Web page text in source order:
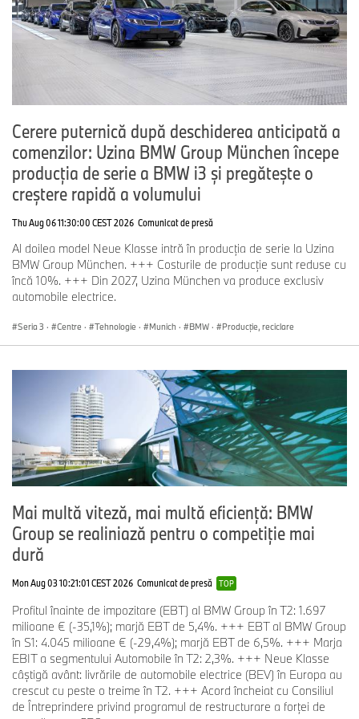
meridiane. Odată cu deschiderea unui nou centru de testare a
bateriilor şi punerea în funcţiune a primei faze în toamna anului
2024, locaţia aduce, de asemenea, o contribuţie semnificativă la
mobilitatea electrică. O zonă de competenţă complet nouă este
centrul de uşi şi clapete pentru Rolls-Royce.
Personalul principal al BMW Group din locaţiile Regensburg şi
Wackersdorf, aflate în estul Bavariei, este format din aproximativ
9.250 de angajaţi, inclusiv circa 300 de stagiari.
www.bmwgroup-
werke.com/regensburg/de.html
Cerere puternică după deschiderea anticipată a
comenzilor: Uzina BMW Group München începe
producția de serie a BMW i3 și pregătește o
creștere rapidă a volumului
Thu Aug 06 11:30:00 CEST 2026 Comunicat de presă
Al doilea model Neue Klasse intră în producția de serie la Uzina
BMW Group München. +++ Costurile de producție sunt reduse cu
încă 10%. +++ Din 2027, Uzina München va produce exclusiv
automobile electrice.
Seria 3 · Centre · Tehnologie · Munich · BMW · Producţie, reciclare
Mai multă viteză, mai multă eficiență: BMW
Group se realiniază pentru o competiție mai
dură
Mon Aug 03 10:21:01 CEST 2026 Comunicat de presă TOP
Profitul înainte de impozitare (EBT) al BMW Group în T2: 1.697
milioane € (-35,1%); marjă EBT de 5,4%. +++ EBT al BMW Group
în S1: 4.045 milioane € (-29,4%); marjă EBT de 6,5%. +++ Marja
EBIT a segmentului Automobile în T2: 2,3%. +++ Neue Klasse
câștigă avânt: livrările de automobile electrice (BEV) în Europa au
crescut cu peste o treime în T2. +++ Acord încheiat cu Consiliul
de Întreprindere privind programul de restructurare a forței de